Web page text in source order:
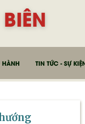
TIN TỨC - SỰ